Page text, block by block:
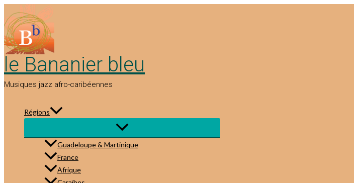
au
contenu
le Bananier bleu
Musiques jazz afro-caribéennes
Régions
Guadeloupe & Martinique
France
Afrique